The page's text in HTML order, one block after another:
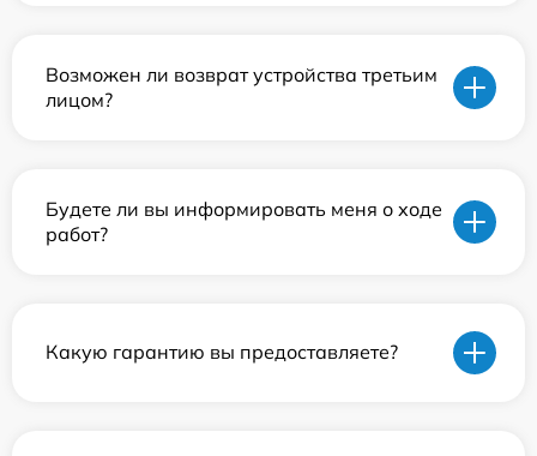
Возможен ли возврат устройства третьим
лицом?
Будете ли вы информировать меня о ходе
работ?
Какую гарантию вы предоставляете?